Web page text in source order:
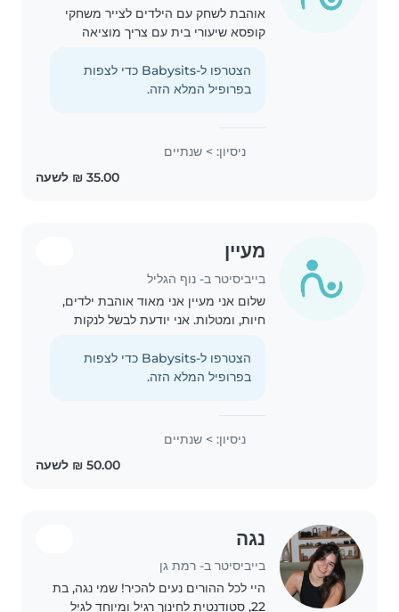
אוהבת לשחק עם הילדים לצייר משחקי
קופסא שיעורי בית עם צריך מוציאה
הצטרפו ל-Babysits כדי לצפות
בפרופיל המלא הזה.
ניסיון: > שנתיים
מעיין
בייביסיטר ב- נוף הגליל
שלום אני מעיין אני מאוד אוהבת ילדים,
חיות, ומטלות. אני יודעת לבשל לנקות
לשחק איתם לשיר, לצייר, לצחוק, לאוכל
ולרקות אני אחראית אכפתית וכפית
הצטרפו ל-Babysits כדי לצפות
בפרופיל המלא הזה.
ניסיון: > שנתיים
נגה
בייביסיטר ב- רמת גן
היי לכל ההורים נעים להכיר! שמי נגה, בת
22, סטודנטית לחינוך רגיל ומיוחד לגיל